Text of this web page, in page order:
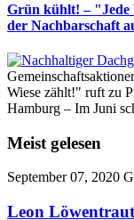
Grün kühlt! – "Jede
der Nachbarschaft
Wiese zählt!" ruft zu
Hamburg – Im Juni
Meist gelesen
September 07, 2020
Leon